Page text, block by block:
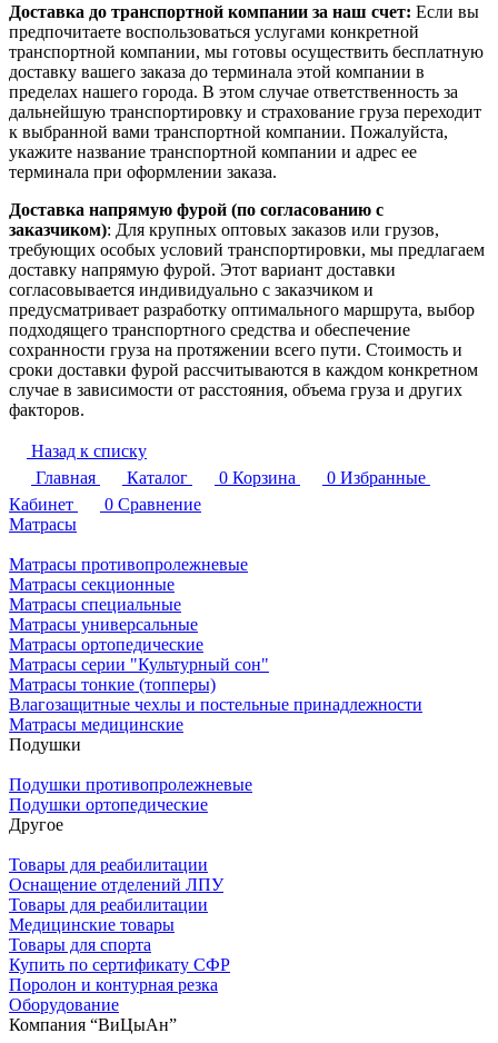
Доставка до транспортной компании за наш счет: Если вы
предпочитаете воспользоваться услугами конкретной
транспортной компании, мы готовы осуществить бесплатную
доставку вашего заказа до терминала этой компании в
пределах нашего города. В этом случае ответственность за
дальнейшую транспортировку и страхование груза переходит
к выбранной вами транспортной компании. Пожалуйста,
укажите название транспортной компании и адрес ее
терминала при оформлении заказа.
Доставка напрямую фурой (по согласованию с
заказчиком): Для крупных оптовых заказов или грузов,
требующих особых условий транспортировки, мы предлагаем
доставку напрямую фурой. Этот вариант доставки
согласовывается индивидуально с заказчиком и
предусматривает разработку оптимального маршрута, выбор
подходящего транспортного средства и обеспечение
сохранности груза на протяжении всего пути. Стоимость и
сроки доставки фурой рассчитываются в каждом конкретном
случае в зависимости от расстояния, объема груза и других
факторов.
Назад к списку
Главная
Каталог 0 Корзина 0 Избранные
Кабинет
0 Сравнение
Матрасы
Матрасы противопролежневые
Матрасы секционные
Матрасы специальные
Матрасы универсальные
Матрасы ортопедические
Матрасы серии "Культурный сон"
Матрасы тонкие (топперы)
Влагозащитные чехлы и постельные принадлежности
Матрасы медицинские
Подушки
Подушки противопролежневые
Подушки ортопедические
Другое
Товары для реабилитации
Оснащение отделений ЛПУ
Товары для реабилитации
Медицинские товары
Товары для спорта
Купить по сертификату СФР
Поролон и контурная резка
Оборудование
Компания “ВиЦыАн”